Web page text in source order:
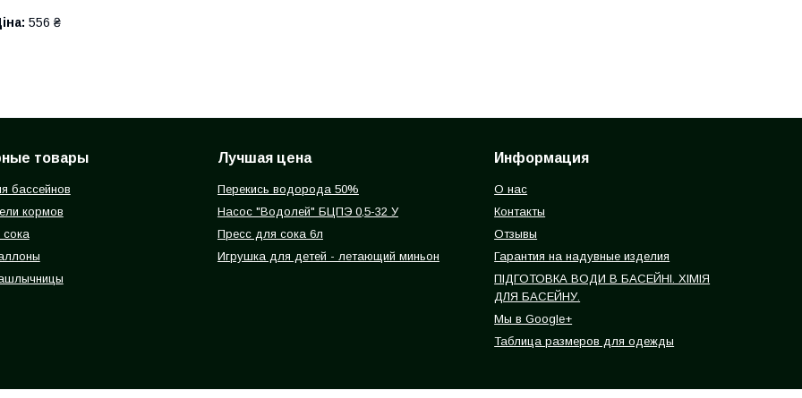
556 ₴
товары
бассейнов
кормов
Лучшая цена
Перекись водорода 50%
Насос "Водолей" БЦПЭ 0,5-32 У
Пресс для сока 6л
Игрушка для детей - летающий миньон
Информация
О нас
Контакты
Отзывы
Гарантия на надувные изделия
ПІДГОТОВКА ВОДИ В БАСЕЙНІ. ХІМІЯ
ДЛЯ БАСЕЙНУ.
Мы в Google+
Таблица размеров для одежды